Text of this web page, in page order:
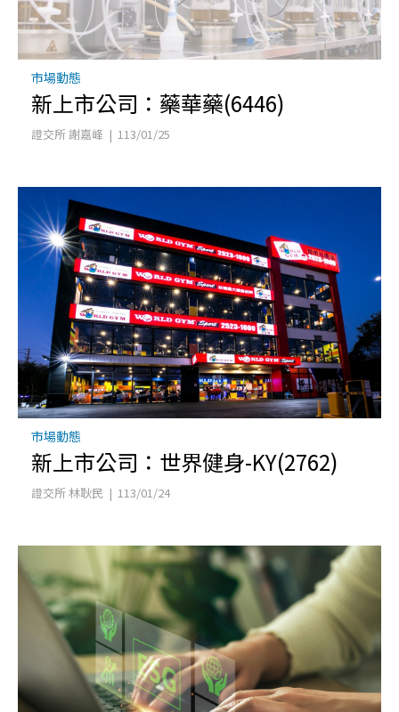
市場動態
新上市公司：藥華藥(6446)
證交所 謝嘉峰 | 113/01/25
市場動態
新上市公司：世界健身-KY(2762)
證交所 林耿民 | 113/01/24